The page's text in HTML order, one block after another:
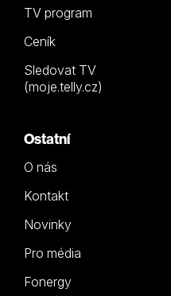
TV program
Ceník
Sledovat TV
(moje.telly.cz)
Ostatní
O nás
Kontakt
Novinky
Pro média
Fonergy